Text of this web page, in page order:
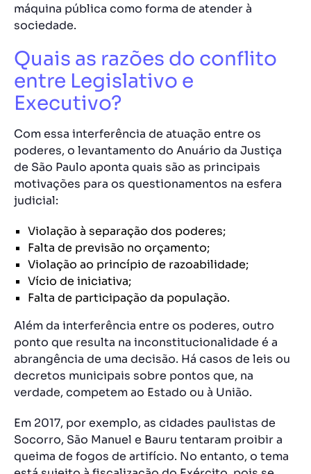
máquina pública como forma de atender à
sociedade.
Quais as razões do conflito
entre Legislativo e
Executivo?
Com essa interferência de atuação entre os
poderes, o levantamento do Anuário da Justiça
de São Paulo aponta quais são as principais
motivações para os questionamentos na esfera
judicial:
Violação à separação dos poderes;
Falta de previsão no orçamento;
Violação ao princípio de razoabilidade;
Vício de iniciativa;
Falta de participação da população.
Além da interferência entre os poderes, outro
ponto que resulta na inconstitucionalidade é a
abrangência de uma decisão. Há casos de leis ou
decretos municipais sobre pontos que, na
verdade, competem ao Estado ou à União.
Em 2017, por exemplo, as cidades paulistas de
Socorro, São Manuel e Bauru tentaram proibir a
queima de fogos de artifício. No entanto, o tema